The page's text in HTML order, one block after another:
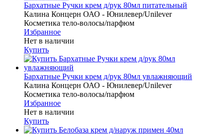
Бархатные Ручки крем д/рук 80мл питательный
Калина Концерн ОАО - Юнилевер/Unilever
Косметика тело-волосы/парфюм
Избранное
Нет в наличии
Купить
Бархатные Ручки крем д/рук 80мл увлажняющий
Калина Концерн ОАО - Юнилевер/Unilever
Косметика тело-волосы/парфюм
Избранное
Нет в наличии
Купить